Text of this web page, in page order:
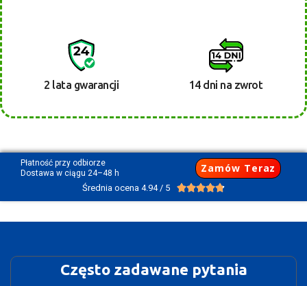
2 lata gwarancji 14 dni na zwrot
Płatność przy odbiorze
Dostawa w ciągu 24–48 h
Zamów Teraz
Średnia ocena 4.94 / 5 
Często zadawane pytania